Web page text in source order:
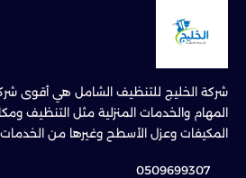
شركة الخليج للتنظيف الشامل هي أقوى
المهام والخدمات المنزلية مثل التنظيف
المكيفات وعزل الأسطح وغيرها من الخدمات
0509699307